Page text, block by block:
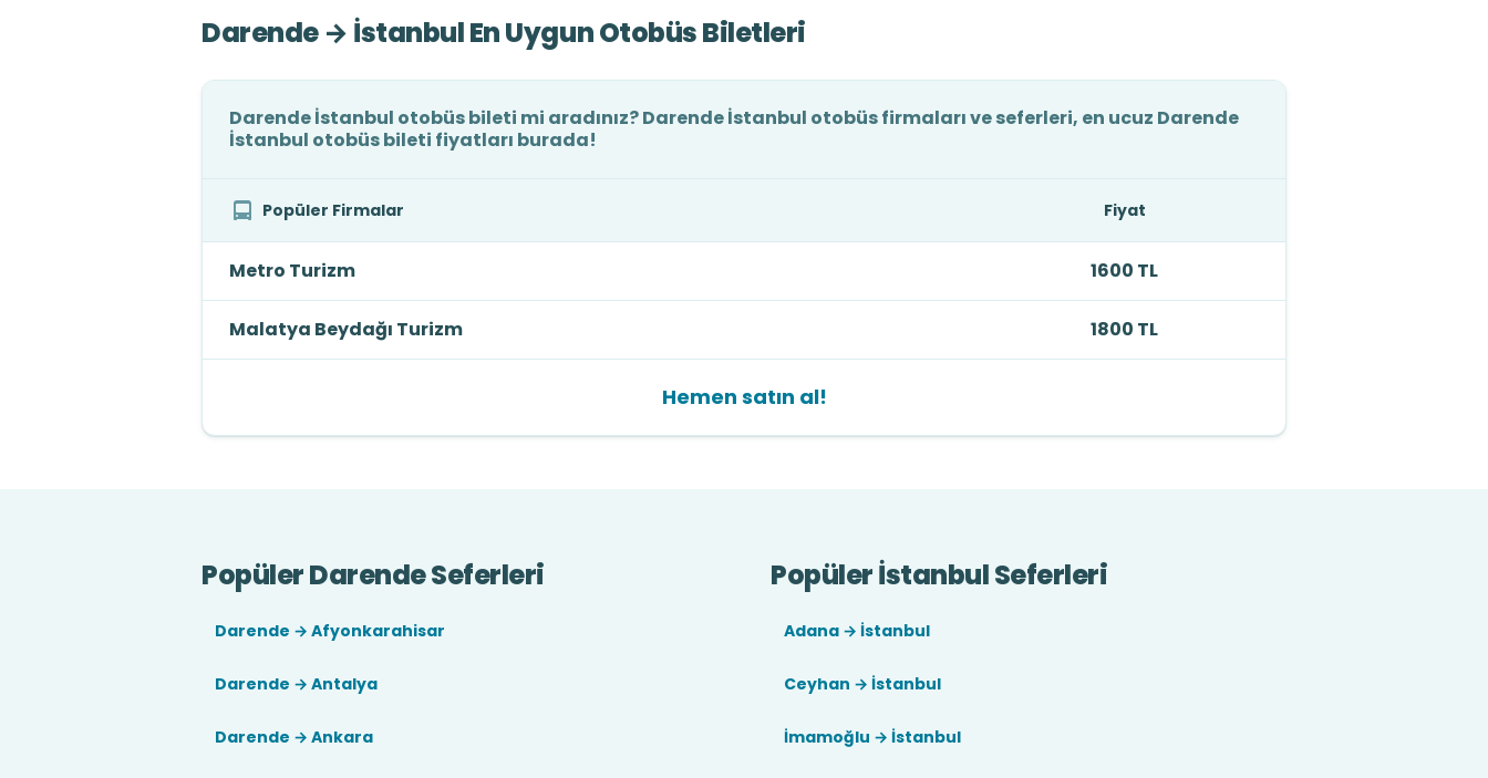
Darende → İstanbul En Uygun Otobüs Biletleri
Darende İstanbul otobüs bileti mi aradınız? Darende İstanbul otobüs firmaları ve seferleri, en ucuz Darende
İstanbul otobüs bileti fiyatları burada!
Popüler Firmalar Fiyat
Metro Turizm 1600 TL
Malatya Beydağı Turizm 1800 TL
Hemen satın al!
Popüler Darende Seferleri
Darende → Afyonkarahisar
Darende → Antalya
Darende → Ankara
Popüler İstanbul Seferleri
Adana → İstanbul
Ceyhan → İstanbul
İmamoğlu → İstanbul